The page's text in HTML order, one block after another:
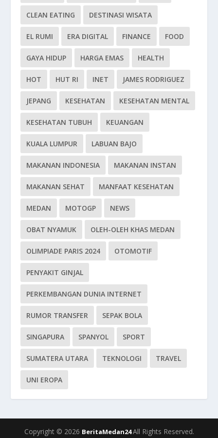
CLEAN EATING DESTINASI WISATA
EL RUMI ERA DIGITAL FINANCE FOOD
GAYA HIDUP HARGA EMAS HEALTH
HOT HUT RI INET JAMES RODRIGUEZ
JEPANG KESEHATAN KESEHATAN MENTAL
KESEHATAN TUBUH KEUANGAN
KUALA LUMPUR LABUAN BAJO
MAKANAN INDONESIA MAKANAN INSTAN
MAKANAN SEHAT MANFAAT KESEHATAN
MEDAN MOTOGP NEWS
OBAT NYAMUK OLEH-OLEH KHAS MEDAN
OLIMPIADE PARIS 2024 OTOMOTIF
PENYAKIT GINJAL
PERKEMBANGAN DUNIA INTERNET
RUMOR TRANSFER SEPAK BOLA
SINGAPURA SPANYOL SPORT
SUMATERA UTARA TEKNOLOGI TRAVEL
UNI EROPA
Copyright © 2026 BeritaMedan24All Rights Reserved.